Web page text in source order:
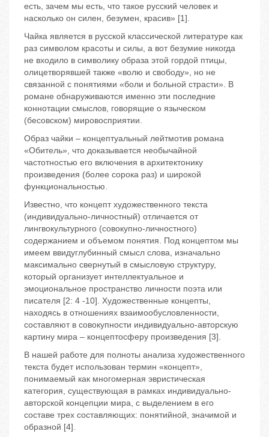
есть, зачем мы есть, что такое русский человек и
насколько он силен, безумен, красив» [1].
Чайка является в русской классической литературе как
раз символом красоты и силы, а вот безумие никогда
не входило в символику образа этой гордой птицы,
олицетворявшей также «волю и свободу», но не
связанной с понятиями «боли и больной страсти». В
романе обнаруживаются именно эти последние
коннотации смыслов, говорящие о языческом
(бесовском) мировосприятии.
Образ чайки – концептуальный лейтмотив романа
«Обитель», что доказывается необычайной
частотностью его включения в архитектонику
произведения (более сорока раз) и широкой
функциональностью.
Известно, что концепт художественного текста
(индивидуально-личностный) отличается от
лингвокультурного (совокупно-личностного)
содержанием и объемом понятия. Под концептом мы
имеем ввидуглубинный смысл слова, изначально
максимально свернутый в смысловую структуру,
который организует интеллектуальное и
эмоциональное пространство личности поэта или
писателя [2: 4 -10]. Художественные концепты,
находясь в отношениях взаимообусловленности,
составляют в совокупности индивидуально-авторскую
картину мира – концептосферу произведения [3].
В нашей работе для полноты анализа художественного
текста будет использован термин «концепт»,
понимаемый как многомерная эвристическая
категория, существующая в рамках индивидуально-
авторской концепции мира, с выделением в его
составе трех составляющих: понятийной, значимой и
образной [4].